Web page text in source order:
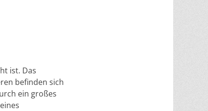
ist. Das
befinden sich
ein großes